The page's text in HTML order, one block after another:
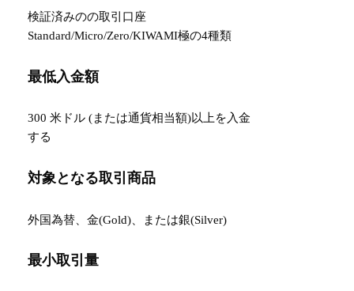
検証済みのの取引口座
Standard/Micro/Zero/KIWAMI極の4種類
最低入金額
300 米ドル (または通貨相当額)以上を入金
する
対象となる取引商品
外国為替、金(Gold)、または銀(Silver)
最小取引量